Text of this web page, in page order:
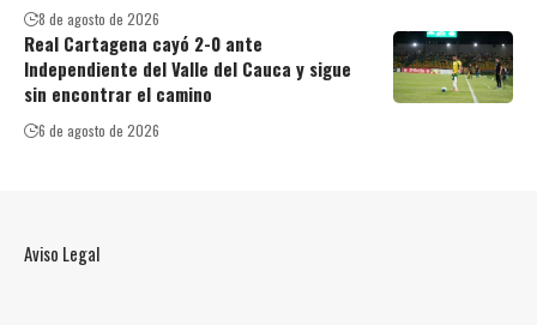
8 de agosto de 2026
Real Cartagena cayó 2-0 ante
Independiente del Valle del Cauca y sigue
sin encontrar el camino
6 de agosto de 2026
Aviso Legal